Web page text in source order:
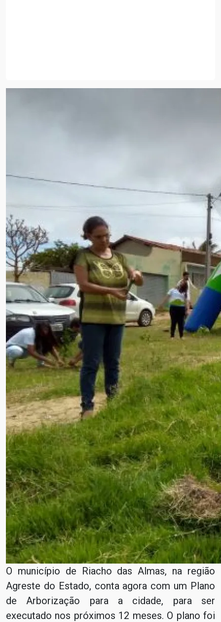
O município de Riacho das Almas, na região
Agreste do Estado, conta agora com um Plano
de Arborização para a cidade, para ser
executado nos próximos 12 meses. O plano foi